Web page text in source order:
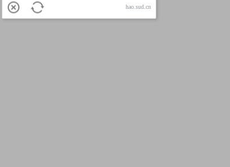
hao.sud.cn